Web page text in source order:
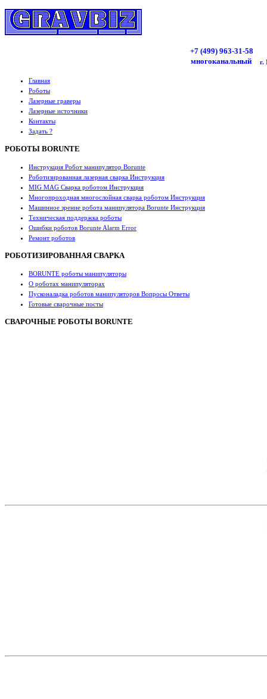
+7 (499) 963-31-58
многоканальный
г.
Главная
Роботы
Лазерные граверы
Лазерные источники
Контакты
Задать ?
РОБОТЫ BORUNTE
Инструкция Робот манипулятор Borunte
Роботизированная лазерная сварка Инструкция
MIG MAG Сварка роботом Инструкция
Многопроходная многослойная сварка роботом Инструкция
Машинное зрение робота манипулятора Borunte Инструкция
Техническая поддержка роботы
Ошибки роботов Borunte Alarm Error
Ремонт роботов
РОБОТИЗИРОВАННАЯ СВАРКА
BORUNTE роботы манипуляторы
О роботах манипуляторах
Пусконаладка роботов манипуляторов Вопросы Ответы
Готовые сварочные посты
СВАРОЧНЫЕ РОБОТЫ BORUNTE